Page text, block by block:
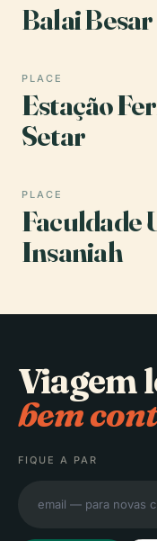
Balai Besar
PLACE
Estação
Setar
PLACE
Faculdade
Insaniah
Viagem
bem
FIQUE A PAR